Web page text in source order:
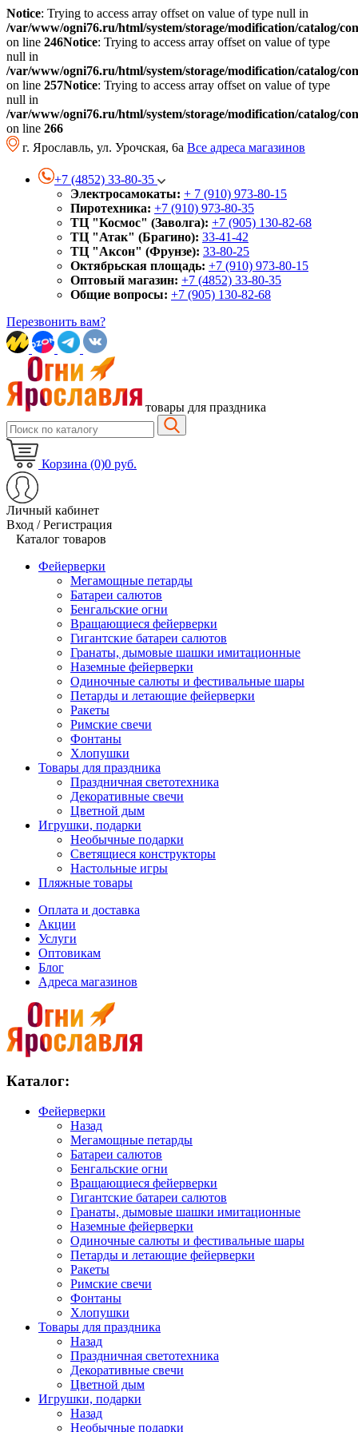
Notice: Trying to access array offset on value of type null in
/var/www/ogni76.ru/html/system/storage/modification/catalog/
on line 246Notice: Trying to access array offset on value of type
null in
/var/www/ogni76.ru/html/system/storage/modification/catalog/
on line 257Notice: Trying to access array offset on value of type
null in
/var/www/ogni76.ru/html/system/storage/modification/catalog/
on line 266
г. Ярославль, ул. Урочская, 6а Все адреса магазинов
+7 (4852) 33-80-35
Электросамокаты: + 7 (910) 973-80-15
Пиротехника: +7 (910) 973-80-35
ТЦ "Космос" (Заволга): +7 (905) 130-82-68
ТЦ "Атак" (Брагино): 33-41-42
ТЦ "Аксон" (Фрунзе): 33-80-25
Октябрьская площадь: +7 (910) 973-80-15
Оптовый магазин: +7 (4852) 33-80-35
Общие вопросы: +7 (905) 130-82-68
Перезвонить вам?
товары для праздника
Корзина (0)0 руб.
Личный кабинет
Вход / Регистрация
Каталог товаров
Фейерверки
Мегамощные петарды
Батареи салютов
Бенгальские огни
Вращающиеся фейерверки
Гигантские батареи салютов
Гранаты, дымовые шашки имитационные
Наземные фейерверки
Одиночные салюты и фестивальные шары
Петарды и летающие фейерверки
Ракеты
Римские свечи
Фонтаны
Хлопушки
Товары для праздника
Праздничная светотехника
Декоративные свечи
Цветной дым
Игрушки, подарки
Необычные подарки
Светящиеся конструкторы
Настольные игры
Пляжные товары
Оплата и доставка
Акции
Услуги
Оптовикам
Блог
Адреса магазинов
Каталог:
Фейерверки
Назад
Мегамощные петарды
Батареи салютов
Бенгальские огни
Вращающиеся фейерверки
Гигантские батареи салютов
Гранаты, дымовые шашки имитационные
Наземные фейерверки
Одиночные салюты и фестивальные шары
Петарды и летающие фейерверки
Ракеты
Римские свечи
Фонтаны
Хлопушки
Товары для праздника
Назад
Праздничная светотехника
Декоративные свечи
Цветной дым
Игрушки, подарки
Назад
Необычные подарки